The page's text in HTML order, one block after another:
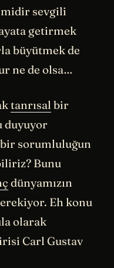
midir sevgili
getirmek
büyütmek de
ne de olsa…
tanrısal bir
duyuyor
sorumluluğun
Bunu
dünyamızın
Eh konu
olarak
Carl Gustav